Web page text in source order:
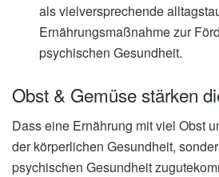
als vielversprechende
Ernährungsmaßnahme zur
psychischen Gesundheit.
Obst & Gemüse stärken
Dass eine Ernährung mit viel Obst
der körperlichen Gesundheit,
psychischen Gesundheit